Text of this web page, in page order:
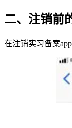
二、注销前
在注销实习备案